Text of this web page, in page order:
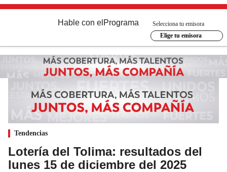
Hable con el Programa
Selecciona tu emisora
Elige tu emisora
Tendencias
Lotería del Tolima: resultados del
lunes 15 de diciembre del 2025